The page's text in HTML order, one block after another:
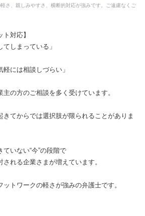
さ、親しみやすさ、横断的対応が強みです。ご遠慮なくご
ト対応】
てしまっている」
軽には相談しづらい」
の方のご相談を多く受けています。
きてからでは選択肢が限られることがありま
いない“今”の段階で
れる企業さまが増えています。
トワークの軽さが強みの弁護士です。